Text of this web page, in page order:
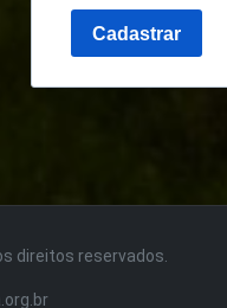
direitos reservados.